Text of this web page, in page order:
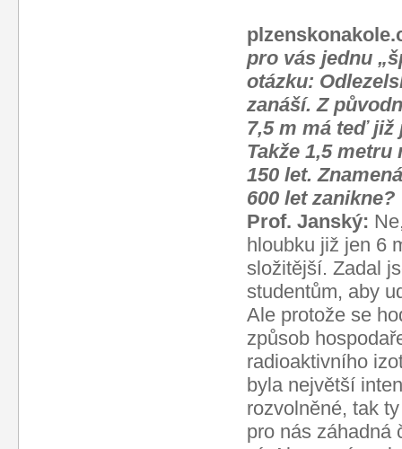
pro vás jednu
otázku:
zanáší. Z
7,5 m má teď již
Takže 1,5 metru
150 let.
600 let zanikne?
Prof. Janský:
hloubku již jen 6
složitější. Zadal
studentům, aby
Ale protože se
způsob
radioaktivního
byla největší
rozvolněné, tak
pro nás záhadná